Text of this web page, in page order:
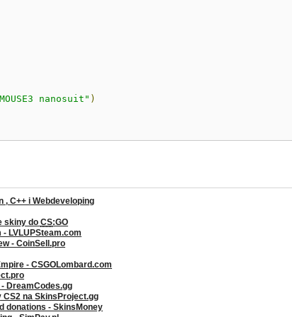
nanosuit" )
, C++ i Webdeveloping
skiny doCS:GO
LVLUPSteam.com
- CoinSell.pro
- CSGOLombard.com
DreamCodes.gg
na SkinsProject.gg
donations - SkinsMoney